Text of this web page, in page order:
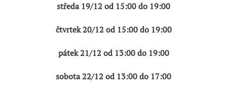
středa 19/12 od 15:00 do 19:00
čtvrtek 20/12 od 15:00 do 19:00
pátek 21/12 od 13:00 do 19:00
sobota 22/12 od 13:00 do 17:00